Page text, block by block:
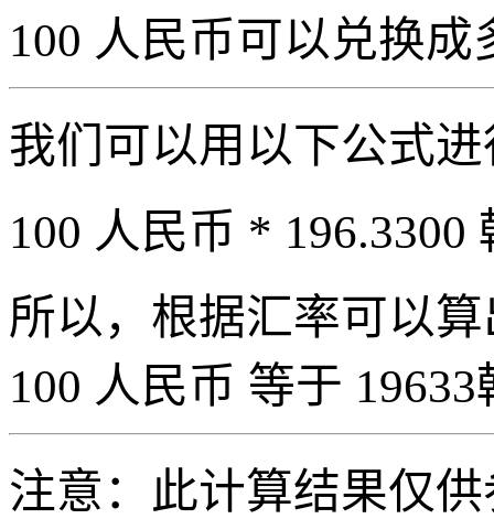
100 人民币可以兑换成
我们可以用以下公式
100 人民币 * 196.3300
所以，根据汇率可以
100 人民币 等于
注意：此计算结果仅